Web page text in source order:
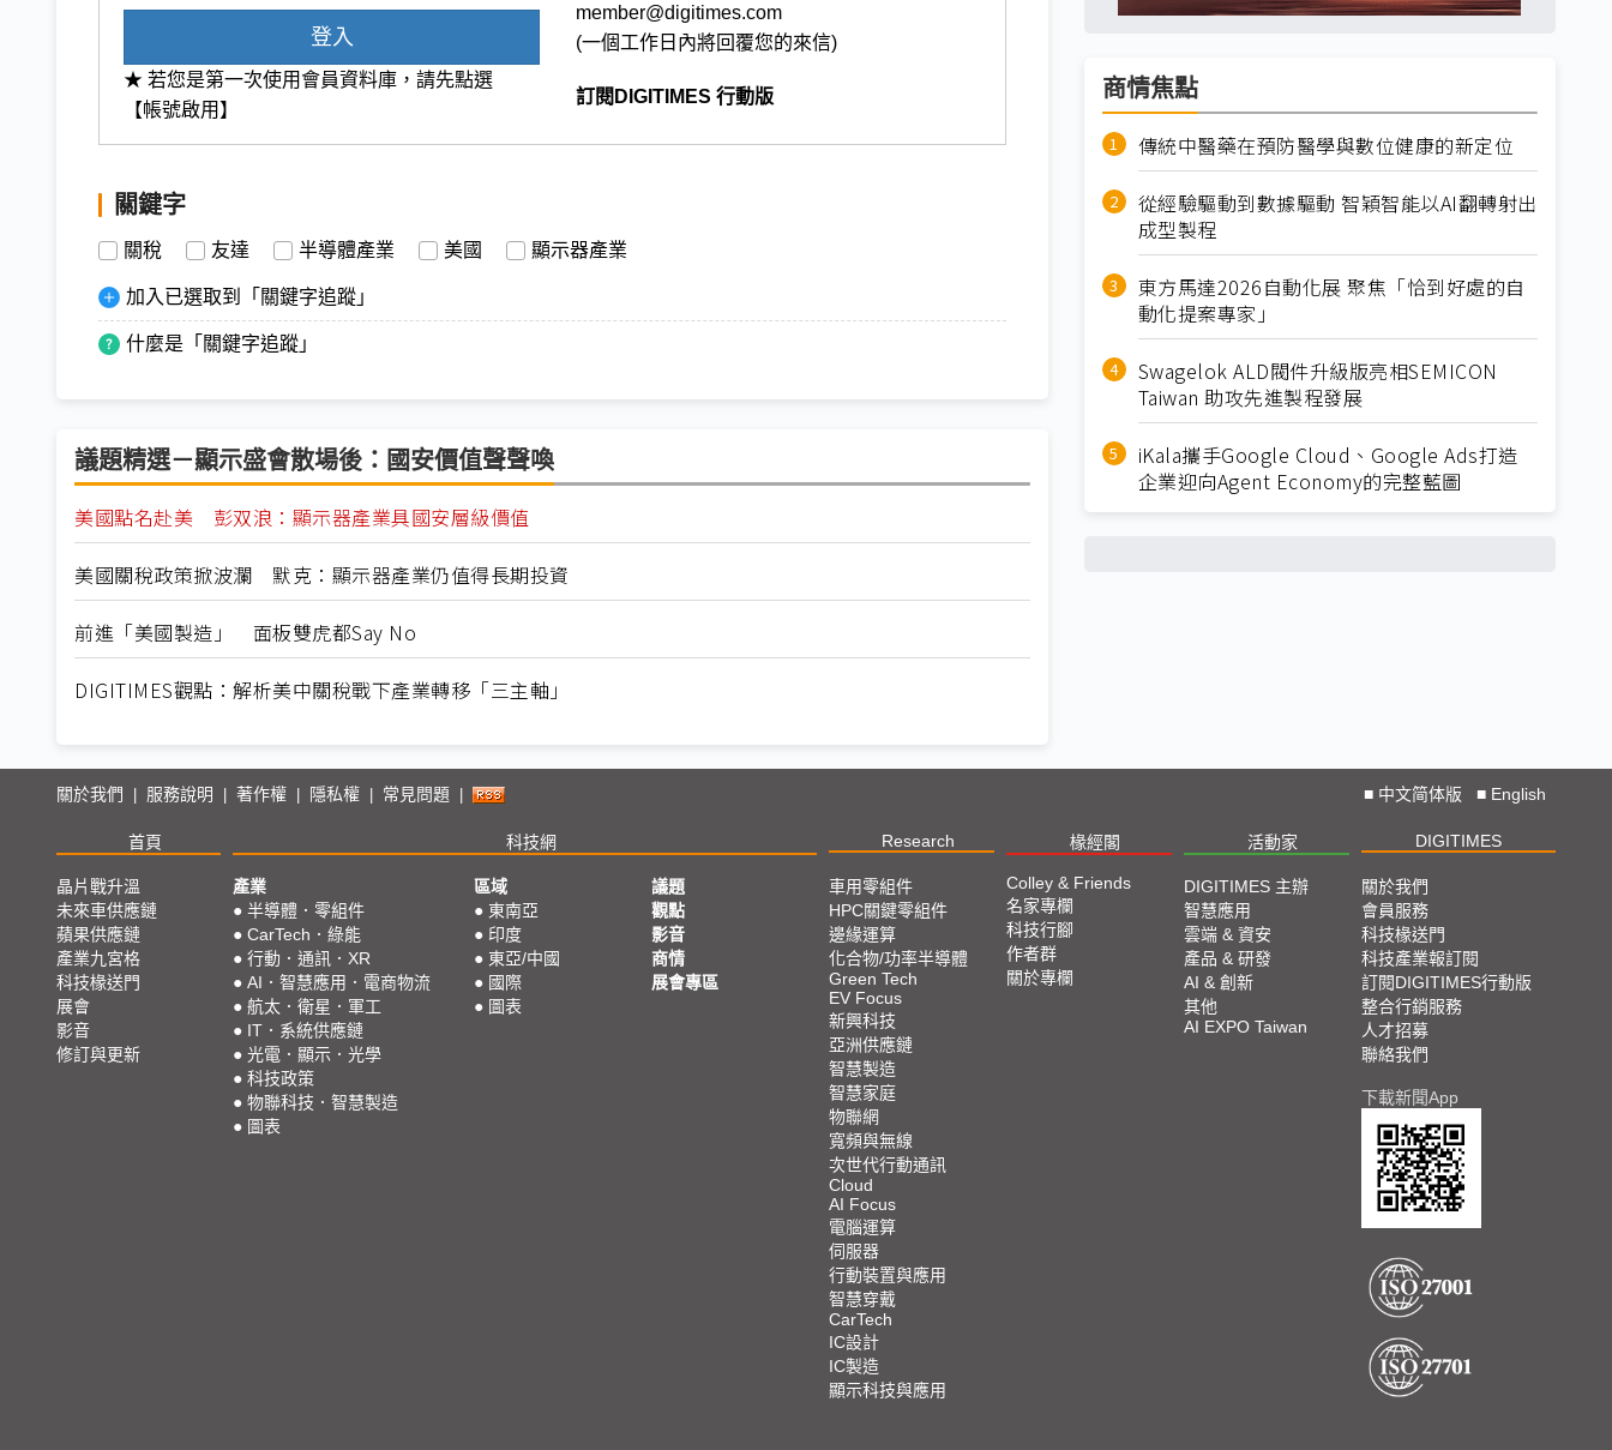
登入
★ 若您是第一次使用會員資料庫，請先點選
【帳號啟用】
member@digitimes.com
(一個工作日內將回覆您的來信)
訂閱DIGITIMES 行動版
關鍵字
關稅 友達 半導體產業 美國 顯示器產業
加入已選取到「關鍵字追蹤」
什麼是「關鍵字追蹤」
議題精選－顯示盛會散場後：國安價值聲聲喚
美國點名赴美 彭双浪：顯示器產業具國安層級價值
美國關稅政策掀波瀾 默克：顯示器產業仍值得長期投資
前進「美國製造」 面板雙虎都Say No
DIGITIMES觀點：解析美中關稅戰下產業轉移「三主軸」
商情焦點
傳統中醫藥在預防醫學與數位健康的新定位
從經驗驅動到數據驅動 智穎智能以AI翻轉射出
成型製程
東方馬達2026自動化展 聚焦「恰到好處的自
動化提案專家」
Swagelok ALD閥件升級版亮相SEMICON
Taiwan 助攻先進製程發展
iKala攜手Google Cloud、Google Ads打造
企業迎向Agent Economy的完整藍圖
關於我們 服務說明 著作權 隱私權 常見問題 ■ 中文简体版 ■ English
首頁 科技網 Research 椽經閣 活動家 DIGITIMES
晶片戰升溫
未來車供應鏈
蘋果供應鏈
產業九宮格
科技椽送門
展會
影音
修訂與更新
產業
● 半導體．零組件
● CarTech．綠能
● 行動．通訊．XR
● AI．智慧應用．電商物流
● 航太．衛星．軍工
● IT．系統供應鏈
● 光電．顯示．光學
● 科技政策
● 物聯科技．智慧製造
● 圖表
區域
● 東南亞
● 印度
● 東亞/中國
● 國際
● 圖表
議題
觀點
影音
商情
展會專區
車用零組件
HPC關鍵零組件
邊緣運算
化合物/功率半導體
Green Tech
EV Focus
新興科技
亞洲供應鏈
智慧製造
智慧家庭
物聯網
寬頻與無線
次世代行動通訊
Cloud
AI Focus
電腦運算
伺服器
行動裝置與應用
智慧穿戴
CarTech
IC設計
IC製造
顯示科技與應用
Colley & Friends
名家專欄
科技行腳
作者群
關於專欄
DIGITIMES 主辦
智慧應用
雲端 & 資安
產品 & 研發
AI & 創新
其他
AI EXPO Taiwan
關於我們
會員服務
科技椽送門
科技產業報訂閱
訂閱DIGITIMES行動版
整合行銷服務
人才招募
聯絡我們
下載新聞App